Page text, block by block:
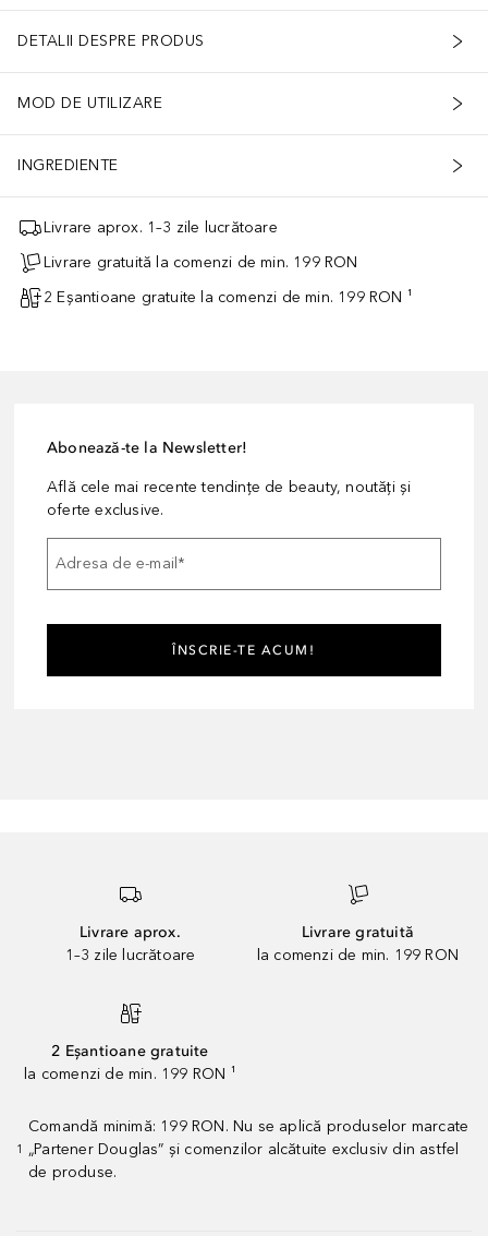
DETALII DESPRE PRODUS
MOD DE UTILIZARE
INGREDIENTE
Livrare aprox. 1–3 zile lucrătoare
Livrare gratuită la comenzi de min. 199 RON
2 Eșantioane gratuite la comenzi de min. 199 RON ¹
Abonează-te la Newsletter!
Află cele mai recente tendințe de beauty, noutăți și
oferte exclusive.
Adresa de e-mail*
ÎNSCRIE-TE ACUM!
Livrare aprox.
1–3 zile lucrătoare
Livrare gratuită
la comenzi de min. 199 RON
2 Eșantioane gratuite
la comenzi de min. 199 RON ¹
1
Comandă minimă: 199 RON. Nu se aplică produselor marcate
„Partener Douglas” și comenzilor alcătuite exclusiv din astfel
de produse.